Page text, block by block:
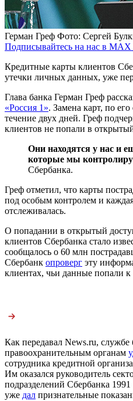
Герман Греф Фото: Сергей
Подписывайтесь на нас в MAX
Кредитные карты клиентов
утечки личных данных, уже
Глава банка Герман Греф
«Россия 1». Замена карт, по
течение двух дней. Греф
клиентов не попали в
Они находятся у нас и
которые мы
Сбербанка.
Греф отметил, что карты
под особым контролем и
отслеживалась.
О попадании в открытый
клиентов Сбербанка стало
сообщалось о 60 млн
Сбербанк опроверг эту
клиентах, чьи данные попали
Как передавал News.ru, службе
правоохранительным органам
сотрудника кредитной
Им оказался руководитель
подразделений Сбербанка
уже дал признательные